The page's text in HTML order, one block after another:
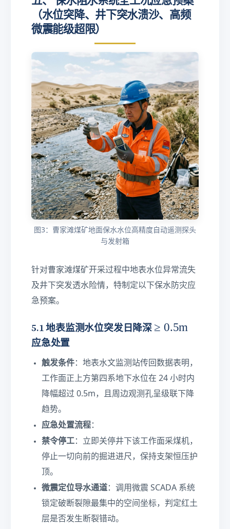
（水位突降、井下突水溃沙、高频
微震能级超限）
图3：曹家滩煤矿地面保水水位高精度自动遥测探头
与发射箱
针对曹家滩煤矿开采过程中地表水位异常流失
及井下突发透水险情，特制定以下保水防灾应
急预案。
5.1 地表监测水位突发日降深 \g
5\
te
xt
}
≥ 0.5m
应急处置
触发条件：地表水文监测站传回数据表明，
工作面正上方第四系地下水位在 24 小时内
降幅超过 0.5m，且周边观测孔呈级联下降
趋势。
应急处置流程：
禁令停工：立即关停井下该工作面采煤机，
停止一切向前的掘进进尺，保持支架恒压护
顶。
微震定位导水通道：调用微震 SCADA 系统
锁定破断裂隙最集中的空间坐标，判定红土
层是否发生断裂错动。